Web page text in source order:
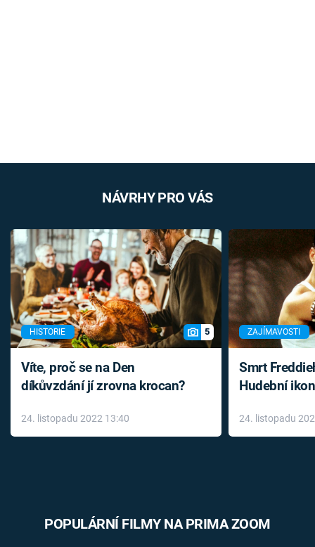
NÁVRHY PRO VÁS
HISTORIE 5
Víte, proč se na Den
díkůvzdání jí zrovna krocan?
24. listopadu 2022 13:40
ZAJÍMAVOSTI
Smrt
Hudební
léky
24. listopadu
POPULÁRNÍ FILMY NA PRIMA ZOOM